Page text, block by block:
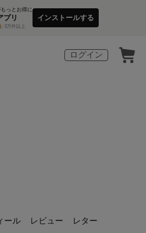
っとお得に
プリ
3万件以上
インストールする
ログイン
ール レビュー レター